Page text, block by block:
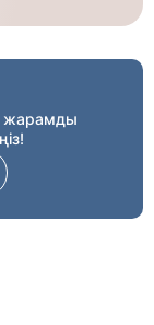
жарамды